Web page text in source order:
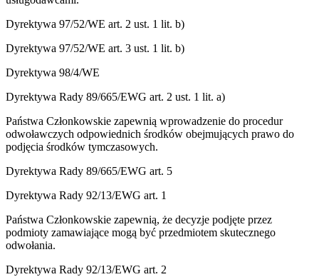
Dyrektywa 97/52/WE art. 2 ust. 1 lit. b)
Dyrektywa 97/52/WE art. 3 ust. 1 lit. b)
Dyrektywa 98/4/WE
Dyrektywa Rady 89/665/EWG art. 2 ust. 1 lit. a)
Państwa Członkowskie zapewnią wprowadzenie do procedur
odwoławczych odpowiednich środków obejmujących prawo do
podjęcia środków tymczasowych.
Dyrektywa Rady 89/665/EWG art. 5
Dyrektywa Rady 92/13/EWG art. 1
Państwa Członkowskie zapewnią, że decyzje podjęte przez
podmioty zamawiające mogą być przedmiotem skutecznego
odwołania.
Dyrektywa Rady 92/13/EWG art. 2